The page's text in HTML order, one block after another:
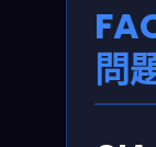
問